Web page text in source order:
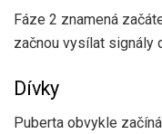
Fáze 2 znamená
začnou vysílat signály
Dívky
Puberta obvykle